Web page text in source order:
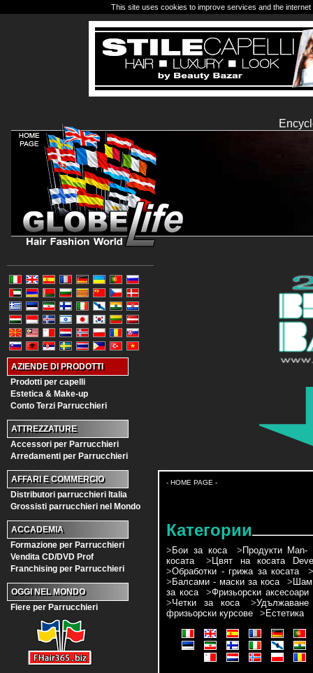
AZIENDE DI PRODOTTI
Prodotti per capelli
Estetica & Make-up
Conto Terzi Parrucchieri
ATTREZZATURE
Accessori per Parrucchieri
Arredamenti per Parrucchieri
AFFARI E COMMERCIO
Distributori parrucchieri Italia
Grossisti parrucchieri nel Mondo
ACCADEMIA
Formazione per Parrucchieri
Vendita CD/DVD Prof
Franchising per Parrucchieri
OGGI NEL MONDO
Fiere per Parrucchieri
- HOME PAGE -
Категории
> Бои за коса > Продукти Man-
косата
> Цвят на косата
>Обработки - грижа за косата
> Балсами - маски за коса >
за коса
>Фризьорски аксесоари
>Четки за коса >
фризьорски курсове
> Естетика
This site uses cookies to improve services and the